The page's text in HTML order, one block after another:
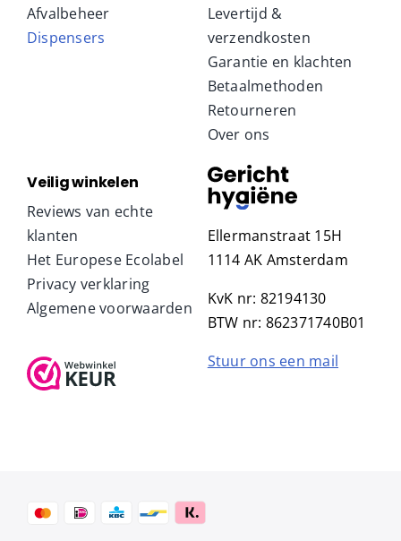
Afvalbeheer
Dispensers
Levertijd &
verzendkosten
Garantie en klachten
Betaalmethoden
Retourneren
Over ons
Veilig winkelen
Reviews van echte
klanten
Het Europese Ecolabel
Privacy verklaring
Algemene voorwaarden
Ellermanstraat 15H
1114 AK Amsterdam
KvK nr: 82194130
BTW nr: 862371740B01
Stuur ons een mail